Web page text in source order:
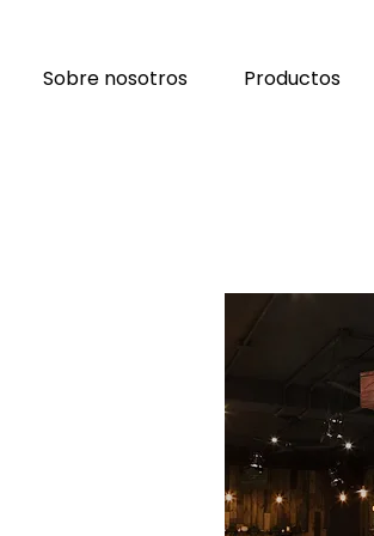
Sobre nosotros Productos